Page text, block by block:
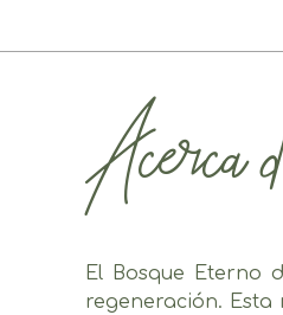
El Bosque Eterno
regeneración. Esta